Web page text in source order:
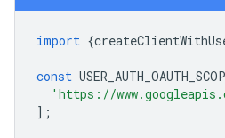
import {
const
'https://
];